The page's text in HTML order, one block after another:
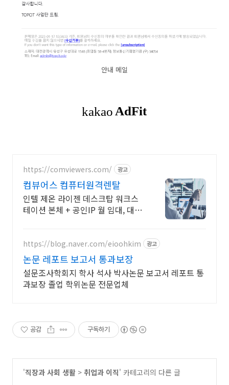
안내 메일
https://comviewers.com/ 광고
컴뷰어스 컴퓨터원격렌탈
인텔 제온 라이젠 데스크탑 워크스
테이션 본체 + 공인IP 월 임대, 대여,
https://blog.naver.com/eioohkim 광고
논문 레포트 보고서 통과보장
설문조사학회지 학사 석사 박사논문 보고서 레포트 통
과보장 졸업 학위논문 전문업체
공감 구독하기
'직장과 사회 생활 > 취업과 이직' 카테고리의 다른 글